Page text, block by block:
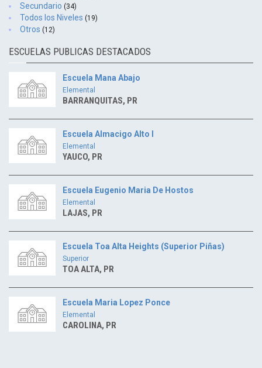
Secundario (34)
Todos los Niveles (19)
Otros (12)
ESCUELAS PUBLICAS DESTACADOS
Escuela Mana Abajo
Elemental
BARRANQUITAS, PR
Escuela Almacigo Alto I
Elemental
YAUCO, PR
Escuela Eugenio Maria De Hostos
Elemental
LAJAS, PR
Escuela Toa Alta Heights (Superior Piñas)
Superior
TOA ALTA, PR
Escuela Maria Lopez Ponce
Elemental
CAROLINA, PR